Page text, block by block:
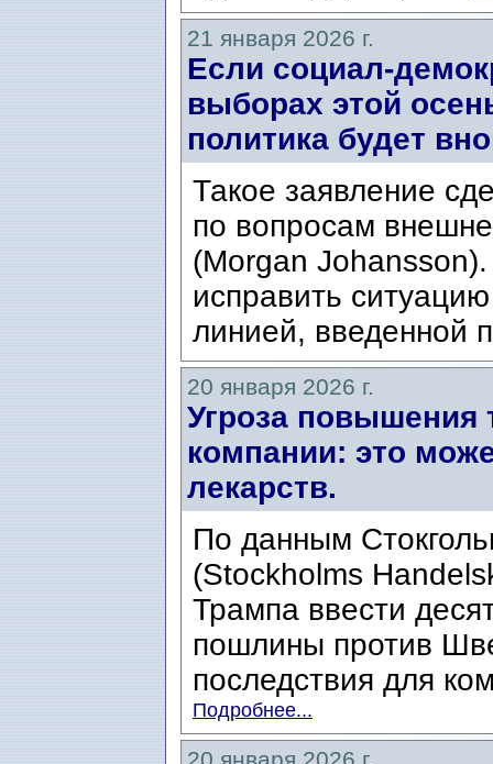
21 января 2026 г.
Если социал-
выборах этой
политика будет
Такое заявление
по вопросам
(Morgan
исправить
линией, введенной
20 января 2026 г.
Угроза повышения
компании: это
лекарств.
По данным
(Stockholms
Трампа ввести
пошлины против
последствия для
Подробнее...